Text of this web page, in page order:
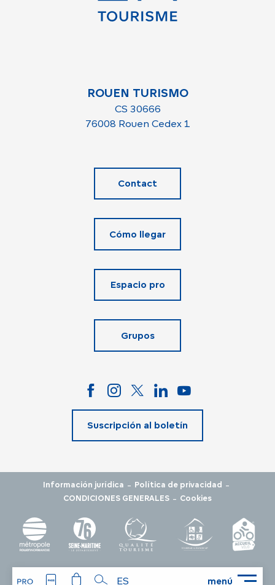
menú
ES
ROUEN TURISMO
CS 30666
76008 Rouen Cedex 1
Contact
Cómo llegar
Espacio pro
Grupos
Suscripción al boletín
Información jurídica - Política de privacidad -
CONDICIONES GENERALES - Cookies